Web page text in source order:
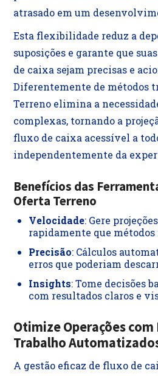
atrasado em um
Esta flexibilidade reduz a
suposições e garante que
de caixa sejam precisas e
Diferentemente de métodos
Terreno elimina a
complexas, tornando a
fluxo de caixa acessível a
independentemente da
Benefícios das
Oferta Terreno
Velocidade: Gere
rapidamente que
Precisão: Cálculos
erros que poderiam
Insights: Tome decisões
com resultados claros e
Otimize Operações com
Trabalho
A gestão eficaz de fluxo de